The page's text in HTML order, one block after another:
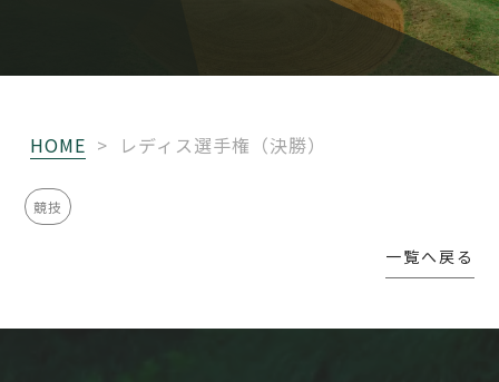
HOME > レディス選手権（決勝）
競技
一覧へ戻る
レストラン
アクセス